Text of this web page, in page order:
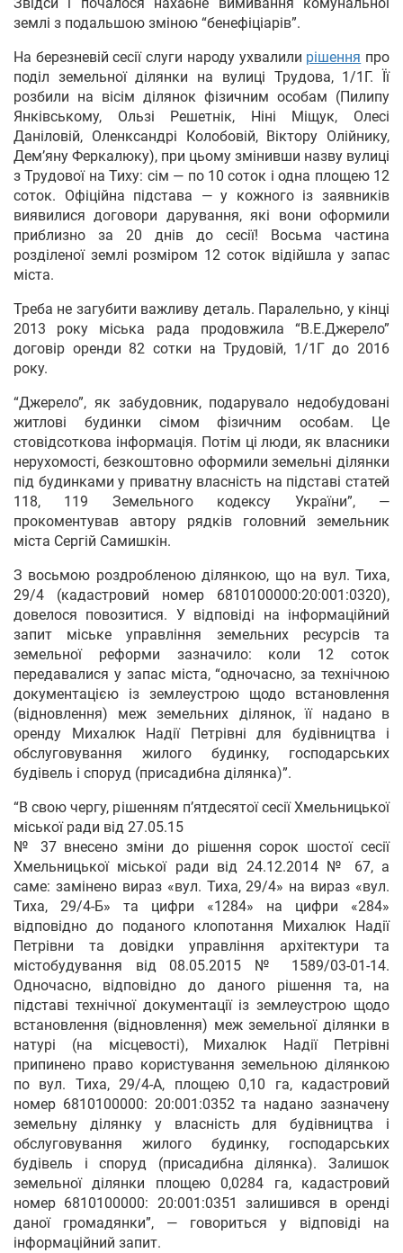
Звідси і почалося нахабне вимивання комунальної
землі з подальшою зміною “бенефіціарів”.
На березневій сесії слуги народу ухвалили рішення про
поділ земельної ділянки на вулиці Трудова, 1/1Г. Її
розбили на вісім ділянок фізичним особам (Пилипу
Янківському, Ользі Решетнік, Ніні Міщук, Олесі
Даніловій, Оленксандрі Колобовій, Віктору Олійнику,
Дем’яну Феркалюку), при цьому змінивши назву вулиці
з Трудової на Тиху: сім — по 10 соток і одна площею 12
соток. Офіційна підстава — у кожного із заявників
виявилися договори дарування, які вони оформили
приблизно за 20 днів до сесії! Восьма частина
розділеної землі розміром 12 соток відійшла у запас
міста.
Треба не загубити важливу деталь. Паралельно, у кінці
2013 року міська рада продовжила “В.Е.Джерело”
договір оренди 82 сотки на Трудовій, 1/1Г до 2016
року.
“Джерело”, як забудовник, подарувало недобудовані
житлові будинки сімом фізичним особам. Це
стовідсоткова інформація. Потім ці люди, як власники
нерухомості, безкоштовно оформили земельні ділянки
під будинками у приватну власність на підставі статей
118, 119 Земельного кодексу України”, —
прокоментував автору рядків головний земельник
міста Сергій Самишкін.
З восьмою роздробленою ділянкою, що на вул. Тиха,
29/4 (кадастровий номер 6810100000:20:001:0320),
довелося повозитися. У відповіді на інформаційний
запит міське управління земельних ресурсів та
земельної реформи зазначило: коли 12 соток
передавалися у запас міста, “одночасно, за технічною
документацією із землеустрою щодо встановлення
(відновлення) меж земельних ділянок, її надано в
оренду Михалюк Надії Петрівні для будівництва і
обслуговування жилого будинку, господарських
будівель і споруд (присадибна ділянка)”.
“В свою чергу, рішенням п’ятдесятої сесії Хмельницької
міської ради від 27.05.15
№ 37 внесено зміни до рішення сорок шостої сесії
Хмельницької міської ради від 24.12.2014 № 67, а
саме: замінено вираз «вул. Тиха, 29/4» на вираз «вул.
Тиха, 29/4-Б» та цифри «1284» на цифри «284»
відповідно до поданого клопотання Михалюк Надії
Петрівни та довідки управління архітектури та
містобудування від 08.05.2015 № 1589/03-01-14.
Одночасно, відповідно до даного рішення та, на
підставі технічної документації із землеустрою щодо
встановлення (відновлення) меж земельної ділянки в
натурі (на місцевості), Михалюк Надії Петрівні
припинено право користування земельною ділянкою
по вул. Тиха, 29/4-А, площею 0,10 га, кадастровий
номер 6810100000: 20:001:0352 та надано зазначену
земельну ділянку у власність для будівництва і
обслуговування жилого будинку, господарських
будівель і споруд (присадибна ділянка). Залишок
земельної ділянки площею 0,0284 га, кадастровий
номер 6810100000: 20:001:0351 залишився в оренді
даної громадянки”, — говориться у відповіді на
інформаційний запит.